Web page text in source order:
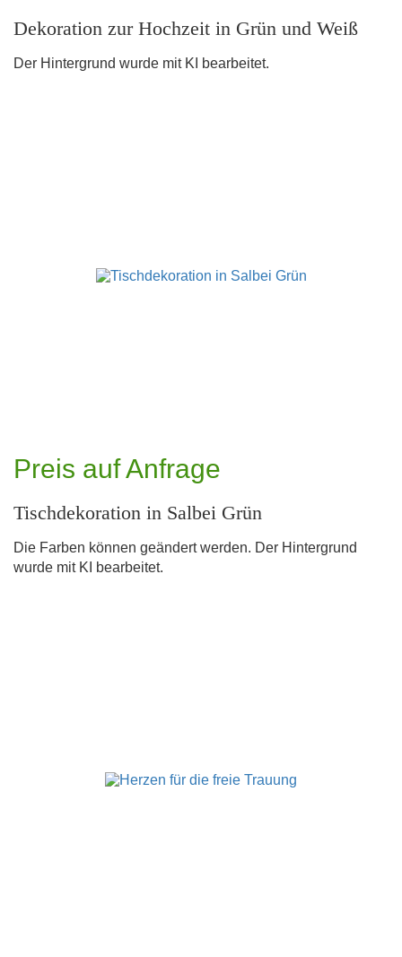
Dekoration zur Hochzeit in Grün und Weiß
Der Hintergrund wurde mit KI bearbeitet.
Preis auf Anfrage
Tischdekoration in Salbei Grün
Die Farben können geändert werden. Der Hintergrund
wurde mit KI bearbeitet.